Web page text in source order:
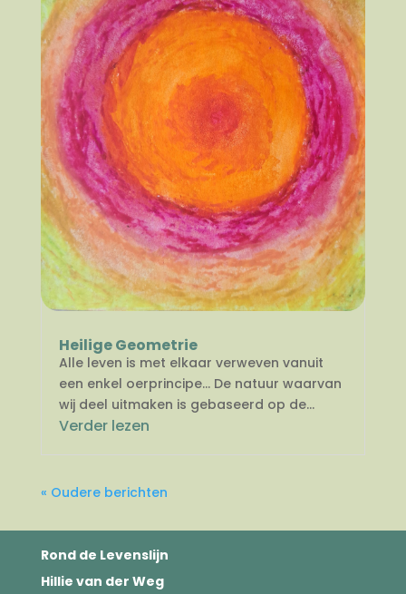
Heilige Geometrie
Alle leven is met elkaar verweven vanuit
een enkel oerprincipe… De natuur waarvan
wij deel uitmaken is gebaseerd op de...
Verder lezen
« Oudere berichten
Rond de Levenslijn
Hillie van der Weg